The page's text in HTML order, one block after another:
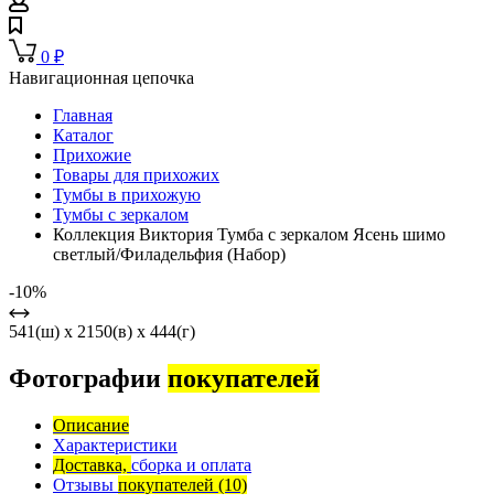
0 ₽
Навигационная цепочка
Главная
Каталог
Прихожие
Товары для прихожих
Тумбы в прихожую
Тумбы с зеркалом
Коллекция Виктория Тумба с зеркалом Ясень шимо
светлый/Филадельфия (Набор)
-10%
541(ш) x 2150(в) x 444(г)
Фотографии покупателей
Описание
Характеристики
Доставка, сборка и оплата
Отзывы покупателей (10)